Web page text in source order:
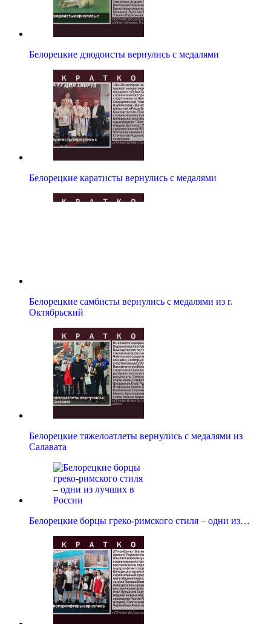
Белорецкие дзюдоисты вернулись с медалями
Белорецкие каратисты вернулись с медалями
Белорецкие самбисты вернулись с медалями из г.
Октябрьский
Белорецкие тяжелоатлеты вернулись с медалями из
Салавата
Белорецкие борцы греко-римского стиля – одни из…